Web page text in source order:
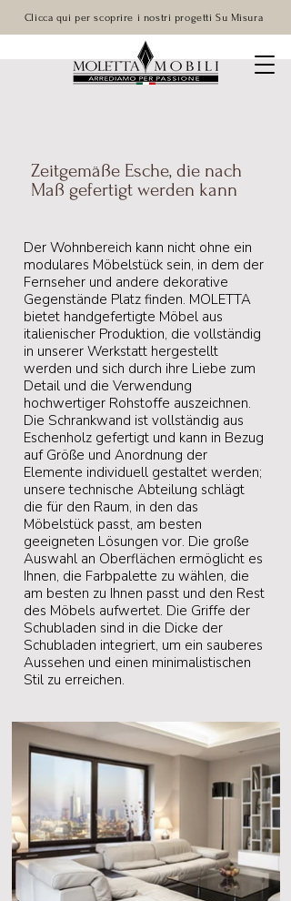
Clicca qui per scoprire i nostri progetti Su Misura
Zeitgemäße Esche, die nach
Maß gefertigt werden kann
Der Wohnbereich kann nicht ohne ein
modulares Möbelstück sein, in dem der
Fernseher und andere dekorative
Gegenstände Platz finden. MOLETTA
bietet handgefertigte Möbel aus
italienischer Produktion, die vollständig
in unserer Werkstatt hergestellt
werden und sich durch ihre Liebe zum
Detail und die Verwendung
hochwertiger Rohstoffe auszeichnen.
Die Schrankwand ist vollständig aus
Eschenholz gefertigt und kann in Bezug
auf Größe und Anordnung der
Elemente individuell gestaltet werden;
unsere technische Abteilung schlägt
die für den Raum, in den das
Möbelstück passt, am besten
geeigneten Lösungen vor. Die große
Auswahl an Oberflächen ermöglicht es
Ihnen, die Farbpalette zu wählen, die
am besten zu Ihnen passt und den Rest
des Möbels aufwertet. Die Griffe der
Schubladen sind in die Dicke der
Schubladen integriert, um ein sauberes
Aussehen und einen minimalistischen
Stil zu erreichen.